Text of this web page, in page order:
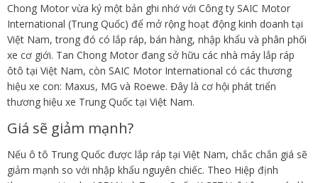
Chong Motor vừa ký một bản ghi nhớ với Công ty SAIC Motor
International (Trung Quốc) để mở rộng hoạt động kinh doanh tại
Việt Nam, trong đó có lắp ráp, bán hàng, nhập khẩu và phân phối
xe cơ giới. Tan Chong Motor đang sở hữu các nhà máy lắp ráp
ôtô tại Việt Nam, còn SAIC Motor International có các thương
hiệu xe con: Maxus, MG và Roewe. Đây là cơ hội phát triển
thương hiệu xe Trung Quốc tại Việt Nam.
Giá sẽ giảm mạnh?
Nếu ô tô Trung Quốc được lắp ráp tại Việt Nam, chắc chắn giá sẽ
giảm mạnh so với nhập khẩu nguyên chiếc. Theo Hiệp định